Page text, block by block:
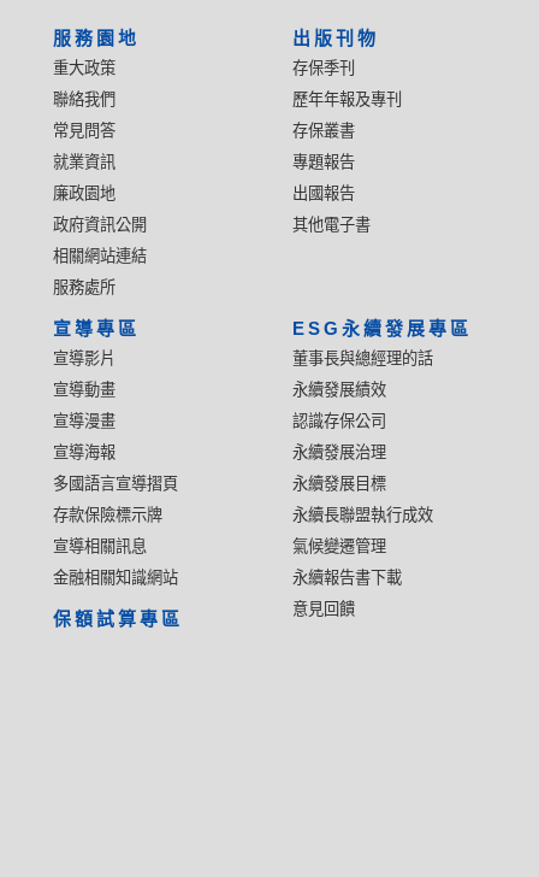
服務園地
重大政策
聯絡我們
常見問答
就業資訊
廉政園地
政府資訊公開
相關網站連結
服務處所
出版刊物
存保季刊
歷年年報及專刊
存保叢書
專題報告
出國報告
其他電子書
宣導專區
宣導影片
宣導動畫
宣導漫畫
宣導海報
多國語言宣導摺頁
存款保險標示牌
宣導相關訊息
金融相關知識網站
ESG永續發展專區
董事長與總經理的話
永續發展績效
認識存保公司
永續發展治理
永續發展目標
永續長聯盟執行成效
氣候變遷管理
永續報告書下載
意見回饋
保額試算專區